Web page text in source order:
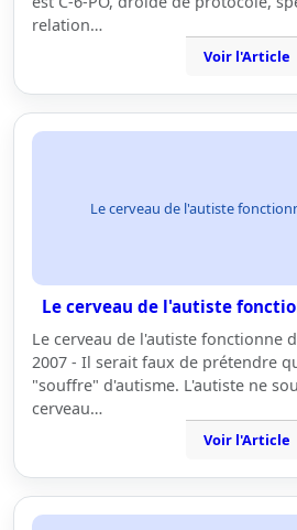
relation…
Voir l'Article
Le cerveau de l'autiste
Le cerveau de l'autiste
Le cerveau de l'autiste fonctionne
2007 - Il serait faux de prétendre
"souffre" d'autisme. L'autiste ne
cerveau…
Voir l'Article